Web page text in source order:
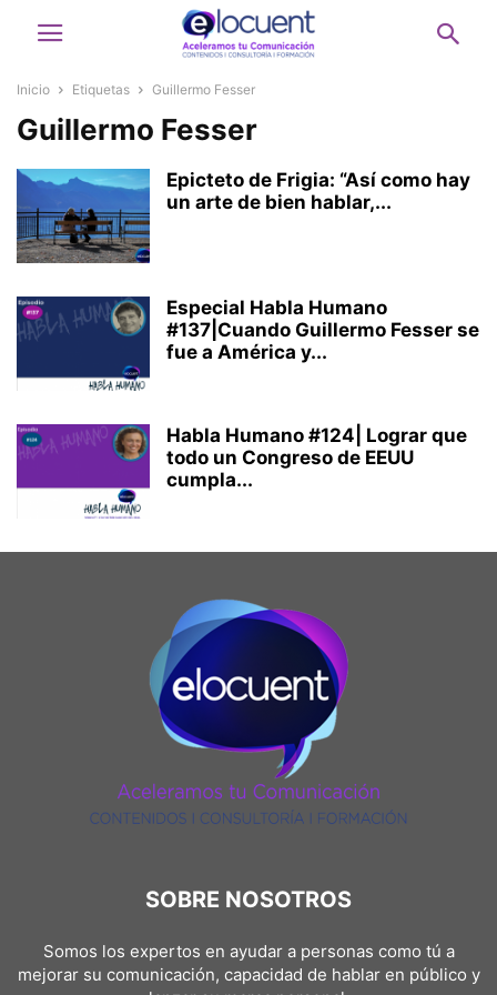
Inicio Etiquetas Guillermo Fesser
Guillermo Fesser
Epicteto de Frigia: “Así como hay
un arte de bien hablar,...
Especial Habla Humano
#137|Cuando Guillermo Fesser se
fue a América y...
Habla Humano #124| Lograr que
todo un Congreso de EEUU
cumpla...
SOBRE NOSOTROS
Somos los expertos en ayudar a personas como tú a
mejorar su comunicación, capacidad de hablar en público y